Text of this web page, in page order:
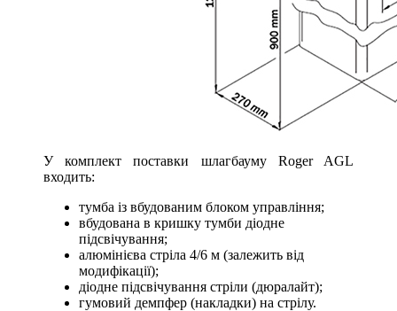
У комплект поставки шлагбауму Roger AGL
входить:
тумба із вбудованим блоком управління;
вбудована в кришку тумби діодне
підсвічування;
алюмінієва стріла 4/6 м (залежить від
модифікації);
діодне підсвічування стріли (дюралайт);
гумовий демпфер (накладки) на стрілу.